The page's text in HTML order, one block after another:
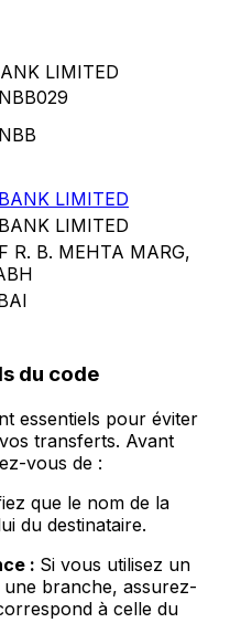
LIMITED
LIMITED
LIMITED
R. B. MEHTA MARG,
du code
essentiels pour éviter
transferts. Avant
vous de :
que le nom de la
du destinataire.
: Si vous utilisez un
branche, assurez-
à celle du